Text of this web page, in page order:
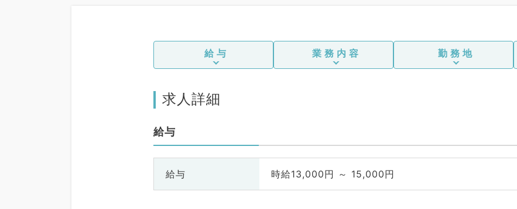
給与 業務内容 勤務地
求人詳細
給与
給与 時給13,000円 ～ 15,000円